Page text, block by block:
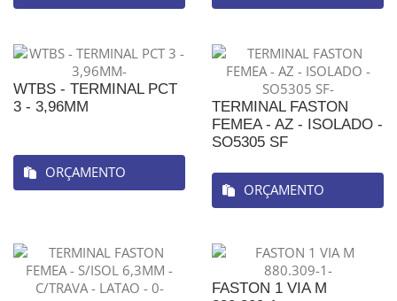
WTBS - TERMINAL PCT
3 - 3,96MM
ORÇAMENTO
TERMINAL FASTON
FEMEA - AZ - ISOLADO -
SO5305 SF
ORÇAMENTO
FASTON 1 VIA M